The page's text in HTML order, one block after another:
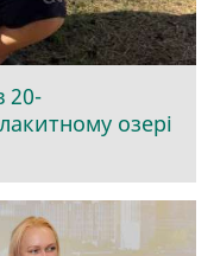
20-
озері